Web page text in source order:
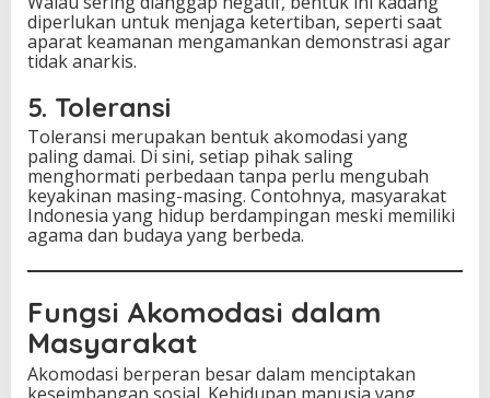
diperlukan untuk menjaga ketertiban, seperti saat
aparat keamanan mengamankan demonstrasi agar
tidak anarkis.
5. Toleransi
Toleransi merupakan bentuk akomodasi yang
paling damai. Di sini, setiap pihak saling
menghormati perbedaan tanpa perlu mengubah
keyakinan masing-masing. Contohnya, masyarakat
Indonesia yang hidup berdampingan meski memiliki
agama dan budaya yang berbeda.
Fungsi Akomodasi dalam
Masyarakat
Akomodasi berperan besar dalam menciptakan